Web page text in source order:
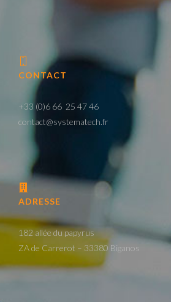
CONTACT
+33 (0)6 66 25 47 46
contact@systematech.fr
ADRESSE
182 allée du papyrus
ZA de Carrerot – 33380 Biganos